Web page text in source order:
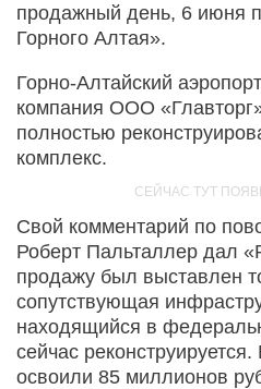
продажный день, 6 июня
Горного Алтая».
Горно-Алтайский
компания ООО
полностью
комплекс.
Свой комментарий по
Роберт Пальталлер дал
продажу был выставлен
сопутствующая
находящийся в
сейчас
освоили 85 миллионов